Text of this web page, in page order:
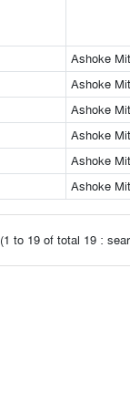
Ashoke
Ashoke
Ashoke
Ashoke
Ashoke
Ashoke
(1 to 19 of total 19 :